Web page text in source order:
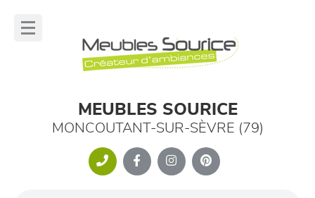
MEUBLES SOURICE
MONCOUTANT-SUR-SÈVRE (79)